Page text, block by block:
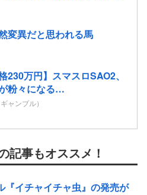
変異だと思われる馬
230万円】スマスロSAO2、
粉々になる…
ャンブル）
記事もオススメ！
『イチャイチャ虫』の発売が